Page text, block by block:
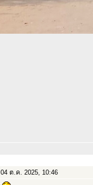
04 ต.ค. 2025, 10:46